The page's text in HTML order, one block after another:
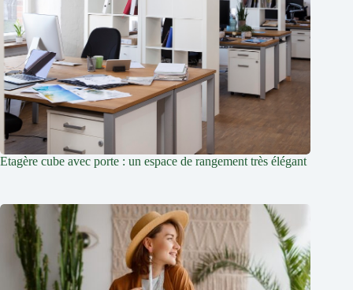
Etagère cube avec porte : un espace de rangement très élégant